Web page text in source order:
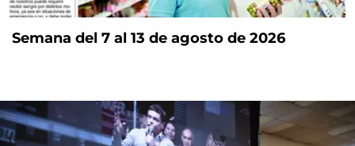
Semana del 7 al 13 de agosto de 2026